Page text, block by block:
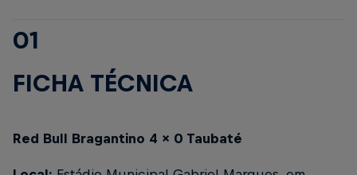
01
FICHA TÉCNICA
Red Bull Bragantino 4 x 0 Taubaté